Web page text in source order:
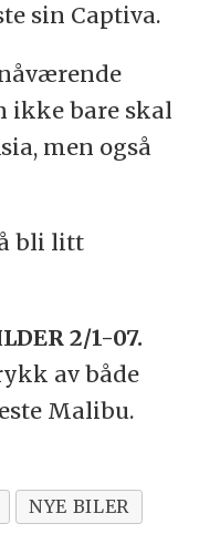
sin Captiva.
ikke bare skal
men også
bli litt
2/1-07.
av både
Malibu.
NYE BILER